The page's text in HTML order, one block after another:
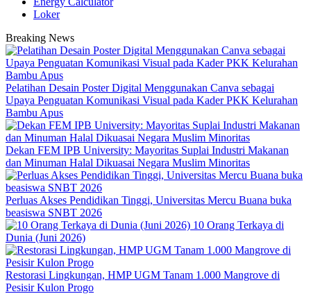
Loker
Breaking News
Pelatihan Desain Poster Digital Menggunakan Canva sebagai
Upaya Penguatan Komunikasi Visual pada Kader PKK Kelurahan
Bambu Apus
Dekan FEM IPB University: Mayoritas Suplai Industri Makanan
dan Minuman Halal Dikuasai Negara Muslim Minoritas
Perluas Akses Pendidikan Tinggi, Universitas Mercu Buana buka
beasiswa SNBT 2026
10 Orang Terkaya di
Dunia (Juni 2026)
Restorasi Lingkungan, HMP UGM Tanam 1.000 Mangrove di
Pesisir Kulon Progo